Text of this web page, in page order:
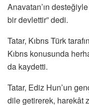
Anavatan’ın
bir devlettir” dedi.
Tatar, Kıbrıs Türk
Kıbrıs konusunda
da kaydetti.
Tatar, Ediz Hun’un
dile getirerek, harekât